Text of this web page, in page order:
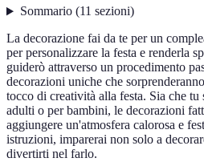
Sommario(11 sezioni)
La decorazione fai da te per un
per personalizzare la festa e renderla
guiderò attraverso un procedimento
decorazioni uniche che
tocco di creatività alla festa. Sia che
adulti o per bambini, le decorazioni
aggiungere un'atmosfera calorosa e
istruzioni, imparerai non solo a
divertirti nel farlo.